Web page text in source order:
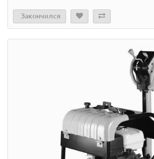
Закончился